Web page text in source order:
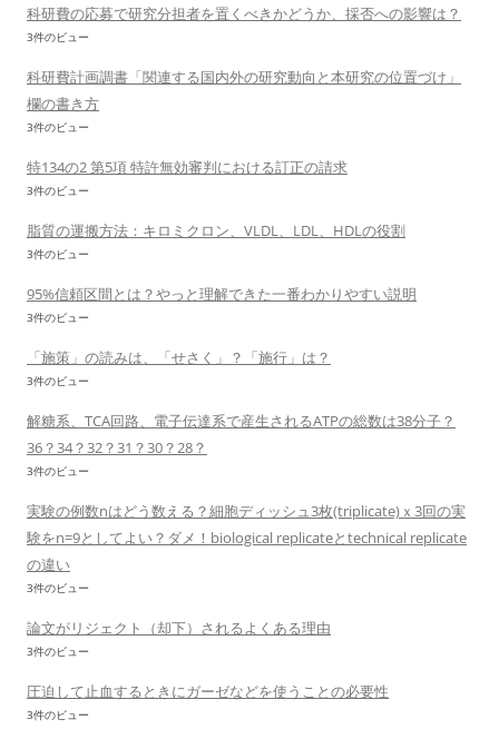
科研費の応募で研究分担者を置くべきかどうか、採否への影響は？
3件のビュー
科研費計画調書「関連する国内外の研究動向と本研究の位置づけ」
欄の書き方
3件のビュー
特134の2 第5項 特許無効審判における訂正の請求
3件のビュー
脂質の運搬方法：キロミクロン、VLDL、LDL、HDLの役割
3件のビュー
95%信頼区間とは？やっと理解できた一番わかりやすい説明
3件のビュー
「施策」の読みは、「せさく」？「施行」は？
3件のビュー
解糖系、TCA回路、電子伝達系で産生されるATPの総数は38分子？
36？34？32？31？30？28？
3件のビュー
実験の例数nはどう数える？細胞ディッシュ3枚(triplicate)ｘ3回の実
験をn=9としてよい？ダメ！biological replicateとtechnical replicate
の違い
3件のビュー
論文がリジェクト（却下）されるよくある理由
3件のビュー
圧迫して止血するときにガーゼなどを使うことの必要性
3件のビュー